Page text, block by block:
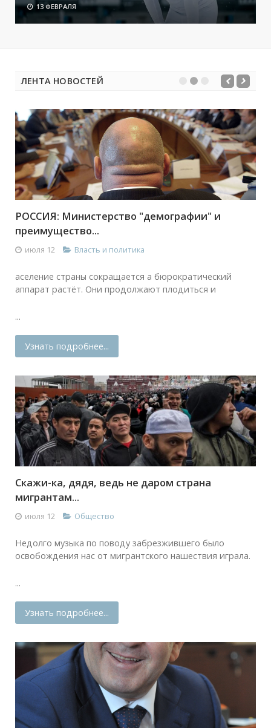
13 ФЕВРАЛЯ
ЛЕНТА НОВОСТЕЙ
РОССИЯ: Министерство "демографии" и
преимущество...
июля 12 Власть и политика
аселение страны сокращается а бюрократический
аппарат растёт. Они продолжают плодиться и
...
Узнать подробнее...
Скажи-ка, дядя, ведь не даром страна
мигрантам...
июля 12 Общество
Недолго музыка по поводу забрезжившего было
освобождения нас от мигрантского нашествия играла.
...
Узнать подробнее...